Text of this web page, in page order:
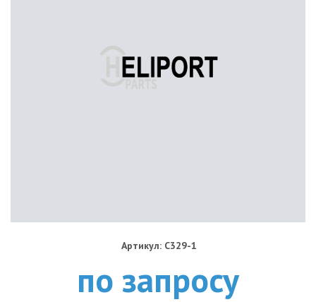
Артикул: C329-1
по запросу